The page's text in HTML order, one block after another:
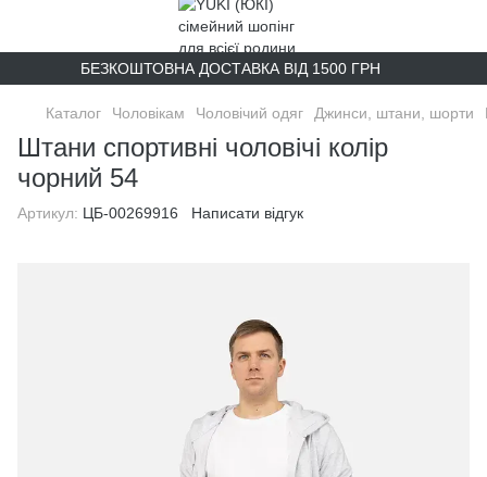
БЕЗКОШТОВНА ДОСТАВКА ВІД 1500 ГРН
Каталог Чоловікам Чоловічий одяг Джинси, штани, шорти
Штани спортивні чоловічі колір
чорний 54
Артикул: ЦБ-00269916 Написати відгук